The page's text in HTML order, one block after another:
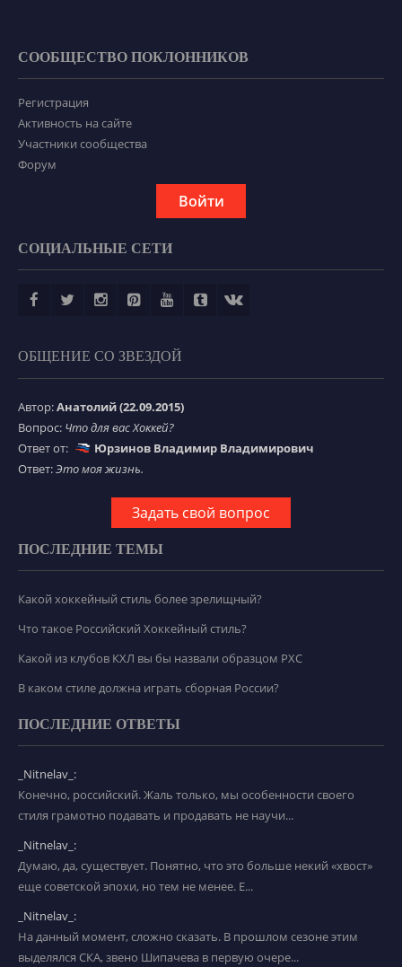
СООБЩЕСТВО ПОКЛОННИКОВ
Регистрация
Активность на сайте
Участники сообщества
Форум
Войти
СОЦИАЛЬНЫЕ СЕТИ
ОБЩЕНИЕ СО ЗВЕЗДОЙ
Автор:Анатолий (22.09.2015)
Вопрос: Что для вас Хоккей?
Ответ от:
Юрзинов Владимир Владимирович
Ответ:Это моя жизнь.
Задать свой вопрос
ПОСЛЕДНИЕ ТЕМЫ
Какой хоккейный стиль более зрелищный?
Что такое Российский Хоккейный стиль?
Какой из клубов КХЛ вы бы назвали образцом РХС
В каком стиле должна играть сборная России?
ПОСЛЕДНИЕ ОТВЕТЫ
_Nitnelav_:
Конечно, российский. Жаль только, мы особенности своего
стиля грамотно подавать и продавать не научи...
_Nitnelav_:
Думаю, да, существует. Понятно, что это больше некий «хвост»
еще советской эпохи, но тем не менее. Е...
_Nitnelav_:
На данный момент, сложно сказать. В прошлом сезоне этим
выделялся СКА, звено Шипачева в первую очере...